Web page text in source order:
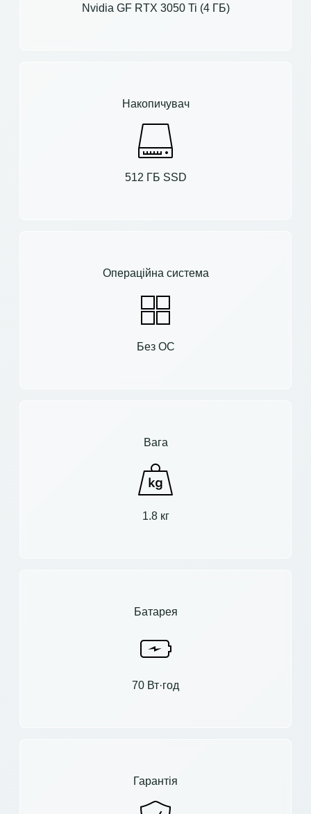
Nvidia GF RTX 3050 Ti (4 ГБ)
Накопичувач
512 ГБ SSD
Операційна система
Без ОС
Вага
1.8 кг
Батарея
70 Вт·год
Гарантія